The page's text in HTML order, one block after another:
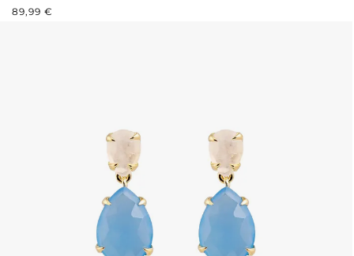
REGULÄRER PREIS:
89,99 €